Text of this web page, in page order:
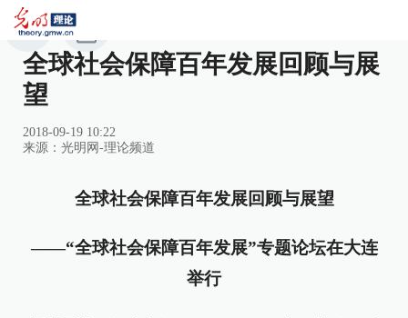
全球社会保障百年发展回顾与展
望
2018-09-19 10:22
来源： 光明网-理论频道
全球社会保障百年发展回顾与展望
——“全球社会保障百年发展”专题论坛在大连
举行